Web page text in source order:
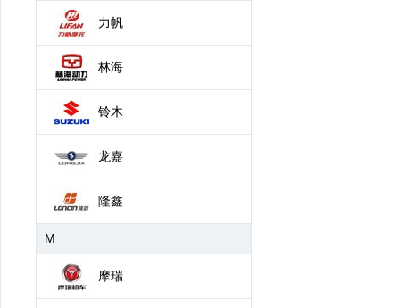
力帆
林海
铃木
龙嘉
隆鑫
M
摩瑞